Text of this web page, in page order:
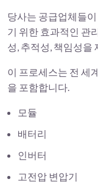
당사는 공급업체들
기 위한 효과적인 관
성, 추적성, 책임성을
이 프로세스는 전 세
을 포함합니다.
모듈
배터리
인버터
고전압 변압기